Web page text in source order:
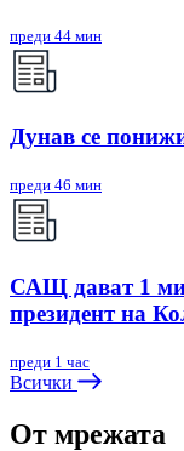
преди 44 мин
Дунав се
преди 46 мин
САЩ дават 1
президент на
преди 1 час
Всички
От мрежата